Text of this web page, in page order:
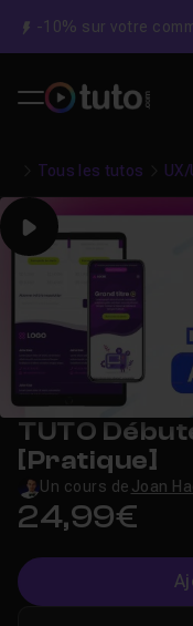
-10% sur votre
Tous les tutos
Play
TUTO
[Pratique]
Un cours de Joan
24,99€